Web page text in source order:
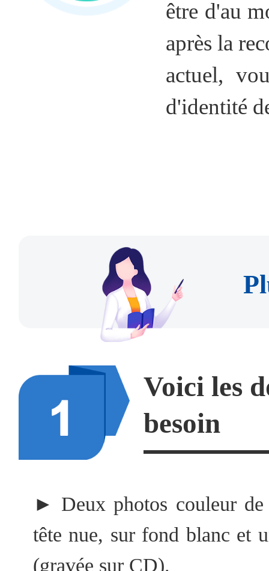
être d'au
après la
actuel,
d'identité
Voici les
besoin
► Deux photos couleur de
tête nue, sur fond blanc et
(gravée sur CD).